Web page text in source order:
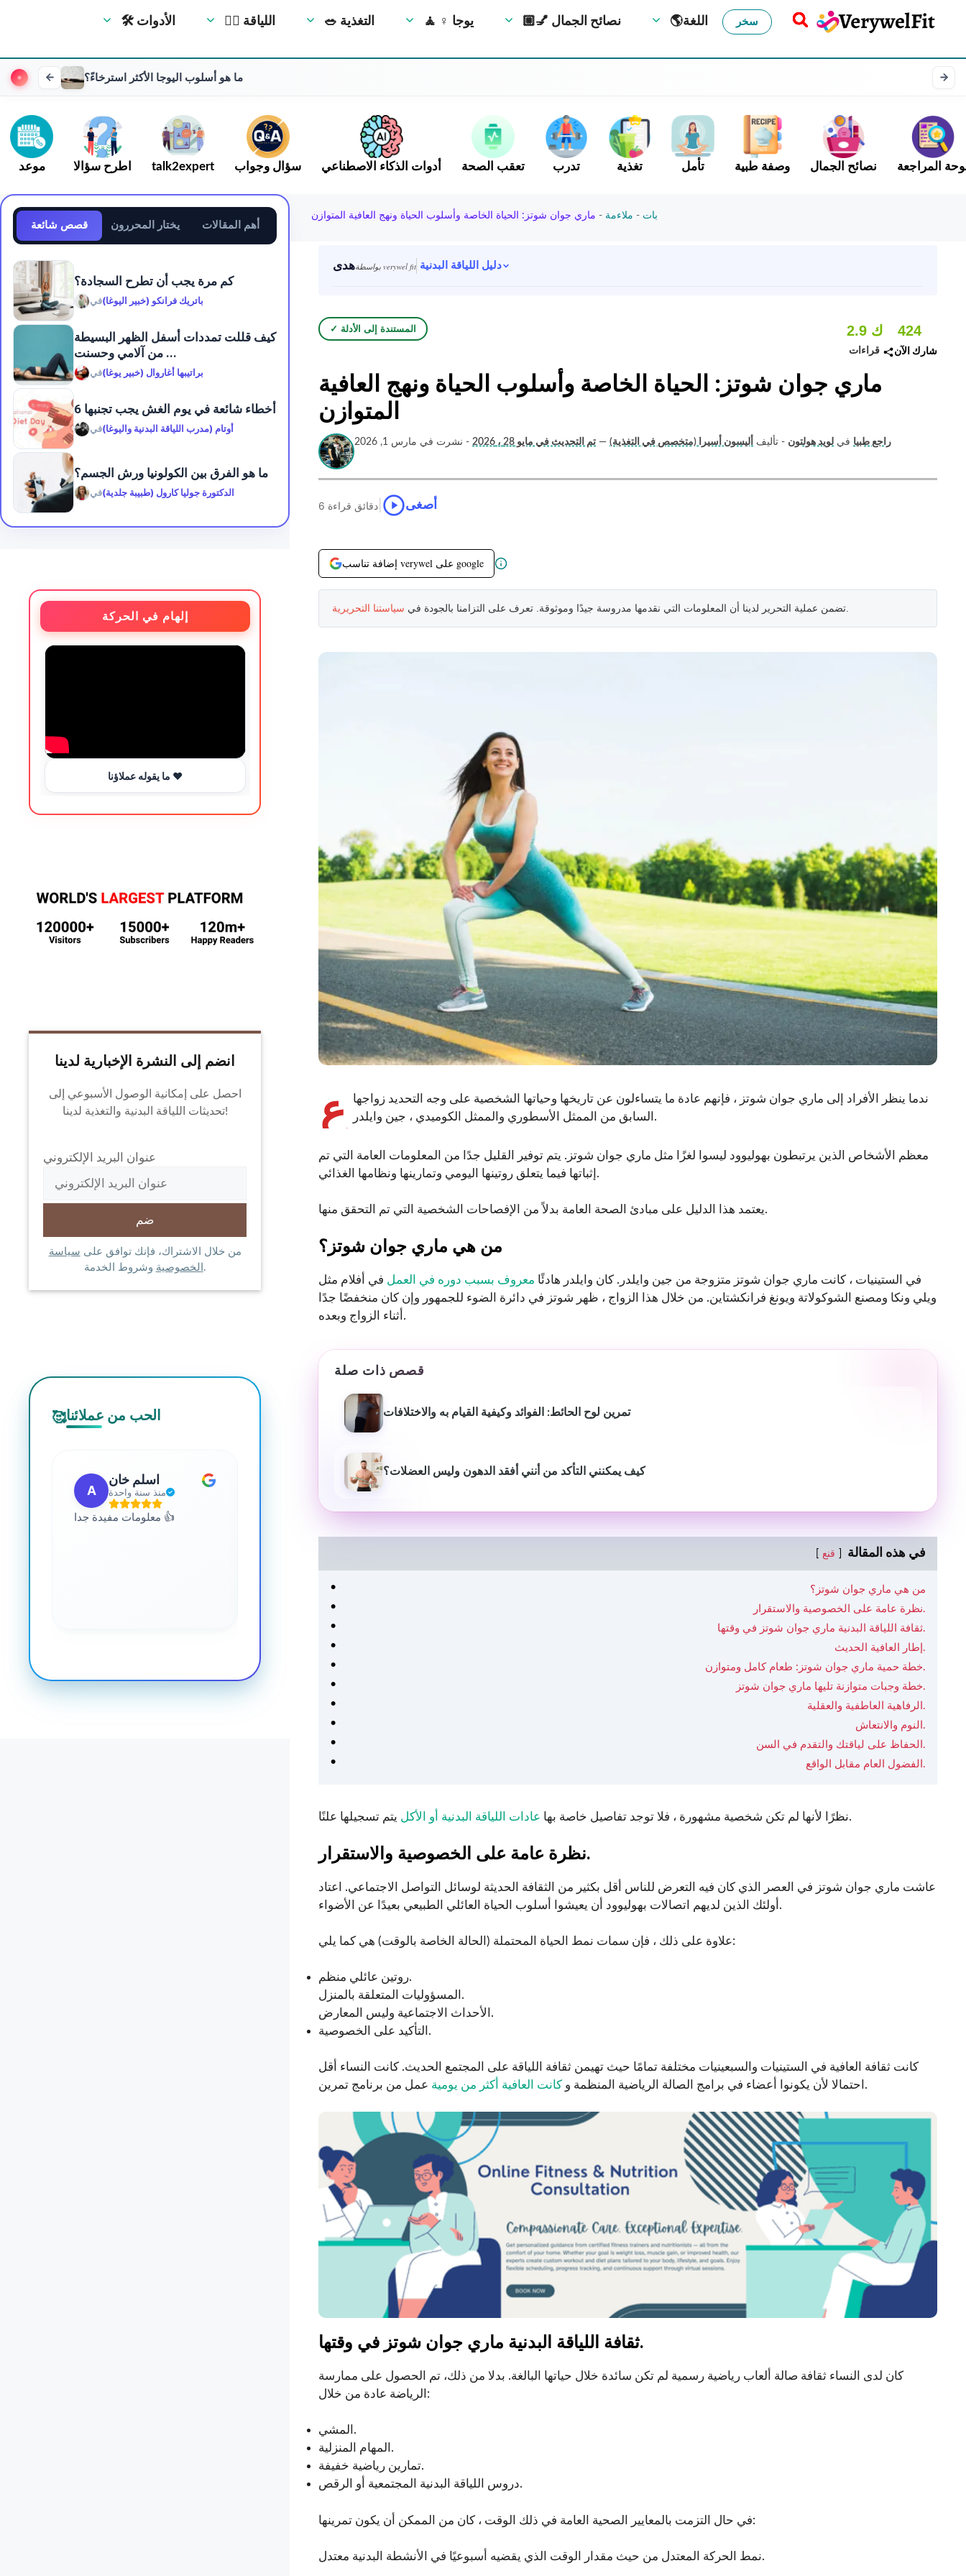
🛠 الأدوات 🏋️‍♀️ اللياقة 🥗 التغذية 🧘 ‍♀️ يوجا 💅🏼 نصائح الجمال 🌎اللغة سخر
ما هو أسلوب اليوجا الأكثر استرخاءً؟
موعد اطرح سؤالا talk2expert سؤال وجواب أدوات الذكاء الاصطناعي تعقب الصحة تدرب تغذية تأمل وصفة طبية نصائح الجمال المراجعة
بات - ملاءمة - ماري جوان شوتز: الحياة الخاصة وأسلوب الحياة ونهج العافية المتوازن
هدى بواسطة verywel fit دليل اللياقة البدنية
✓ المستندة إلى الأدلة 2.9 ك
قراءات
424
شارك الآن
ماري جوان شوتز: الحياة الخاصة وأسلوب الحياة ونهج العافية
المتوازن
راجع طبيا في لويد هولتون - تأليف أليسون أسيرا (متخصص في التغذية) — تم التحديث في مايو 28 ، 2026 - نشرت في مارس 1, 2026
6 دقائق قراءة أصغى
إضافة تناسب verywel على google
تضمن عملية التحرير لدينا أن المعلومات التي نقدمها مدروسة جيدًا وموثوقة. تعرف على التزامنا بالجودة في سياستنا التحريرية
ع
ندما ينظر الأفراد إلى ماري جوان شوتز ، فإنهم عادة ما يتساءلون عن تاريخها وحياتها الشخصية على وجه التحديد زواجها
السابق من الممثل الأسطوري والممثل الكوميدي ، جين وايلدر.
معظم الأشخاص الذين يرتبطون بهوليوود ليسوا لغزًا مثل ماري جوان شوتز. يتم توفير القليل جدًا من المعلومات العامة التي تم
إثباتها فيما يتعلق روتينها اليومي وتمارينها ونظامها الغذائي.
يعتمد هذا الدليل على مبادئ الصحة العامة بدلاً من الإفصاحات الشخصية التي تم التحقق منها.
من هي ماري جوان شوتز؟
في الستينيات ، كانت ماري جوان شوتز متزوجة من جين وايلدر. كان وايلدر هادئًا معروف بسبب دوره في العمل في أفلام مثل
ويلي ونكا ومصنع الشوكولاتة ويونغ فرانكشتاين. من خلال هذا الزواج ، ظهر شوتز في دائرة الضوء للجمهور وإن كان منخفضًا جدًا
أثناء الزواج وبعده.
قصص ذات صلة
تمرين لوح الحائط: الفوائد وكيفية القيام به والاختلافات
كيف يمكنني التأكد من أنني أفقد الدهون وليس العضلات؟
في هذه المقالة قنع
من هي ماري جوان شوتز؟
نظرة عامة على الخصوصية والاستقرار.
ثقافة اللياقة البدنية ماري جوان شوتز في وقتها.
إطار العافية الحديث.
خطة حمية ماري جوان شوتز: طعام كامل ومتوازن.
خطة وجبات متوازنة تليها ماري جوان شوتز.
الرفاهية العاطفية والعقلية.
النوم والانتعاش.
الحفاظ على لياقتك والتقدم في السن.
الفضول العام مقابل الواقع.
نظرًا لأنها لم تكن شخصية مشهورة ، فلا توجد تفاصيل خاصة بها عادات اللياقة البدنية أو الأكل يتم تسجيلها علنًا.
نظرة عامة على الخصوصية والاستقرار.
عاشت ماري جوان شوتز في العصر الذي كان فيه التعرض للناس أقل بكثير من الثقافة الحديثة لوسائل التواصل الاجتماعي. اعتاد
أولئك الذين لديهم اتصالات بهوليوود أن يعيشوا أسلوب الحياة العائلي الطبيعي بعيدًا عن الأضواء.
علاوة على ذلك ، فإن سمات نمط الحياة المحتملة (الحالة الخاصة بالوقت) هي كما يلي:
روتين عائلي منظم.
المسؤوليات المتعلقة بالمنزل.
الأحداث الاجتماعية وليس المعارض.
التأكيد على الخصوصية.
كانت ثقافة العافية في الستينيات والسبعينيات مختلفة تمامًا حيث تهيمن ثقافة اللياقة على المجتمع الحديث. كانت النساء أقل
احتمالا لأن يكونوا أعضاء في برامج الصالة الرياضية المنظمة و كانت العافية أكثر من يومية عمل من برنامج تمرين.
ثقافة اللياقة البدنية ماري جوان شوتز في وقتها.
كان لدى النساء ثقافة صالة ألعاب رياضية رسمية لم تكن سائدة خلال حياتها البالغة. بدلا من ذلك، تم الحصول على ممارسة
الرياضة عادة من خلال:
المشي.
المهام المنزلية.
تمارين رياضية خفيفة.
دروس اللياقة البدنية المجتمعية أو الرقص.
في حال التزمت بالمعايير الصحية العامة في ذلك الوقت ، كان من الممكن أن يكون تمرينها:
نمط الحركة المعتدل من حيث مقدار الوقت الذي يقضيه أسبوعيًا في الأنشطة البدنية معتدل.
قصص شائعة يختار المحررون أهم المقالات
كم مرة يجب أن تطرح السجادة؟
فيباتريك فرانكو (خبير اليوغا)
كيف قللت تمددات أسفل الظهر البسيطة
من آلامي وحسنت ...
فيبراتيبها أغاروال (خبير يوغا)
6 أخطاء شائعة في يوم الغش يجب تجنبها
فيأوتام (مدرب اللياقة البدنية واليوغا)
ما هو الفرق بين الكولونيا ورش الجسم؟
فيالدكتورة جوليا كارول (طبيبة جلدية)
إلهام في الحركة
ما يقوله عملاؤنا ❤️
انضم إلى النشرة الإخبارية لدينا
احصل على إمكانية الوصول الأسبوعي إلى
تحديثات اللياقة البدنية والتغذية لدينا!
عنوان البريد الإلكتروني
من خلال الاشتراك، فإنك توافق على سياسة
الخصوصية وشروط الخدمة.
🥰الحب من عملائنا
A
اسلم خان
منذ سنة واحدة
معلومات مفيدة جدا 👍
غولام مهب
2 سنوات مضت
إنه مفيد للغاية للجميع. يمكنك
اكتساب المزيد من المعرفة حول
سانتانو موخيرجي
جزء مفيد جدا من المحتوى
المفيد والمفيد